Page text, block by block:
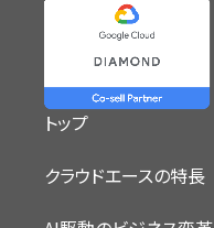
トップ
クラウドエースの特長